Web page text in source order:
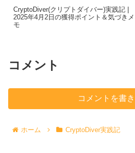
CryptoDiver(クリプトダイバー)実践記 |
2025年4月2日の獲得ポイント＆気づきメ
モ
コメント
コメントを書
ホーム CryptoDiver実践記